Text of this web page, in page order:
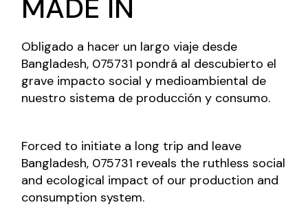
MADE IN
Obligado a hacer un largo viaje desde
Bangladesh, 075731 pondrá al descubierto el
grave impacto social y medioambiental de
nuestro sistema de producción y consumo.
Forced to initiate a long trip and leave
Bangladesh, 075731 reveals the ruthless social
and ecological impact of our production and
consumption system.